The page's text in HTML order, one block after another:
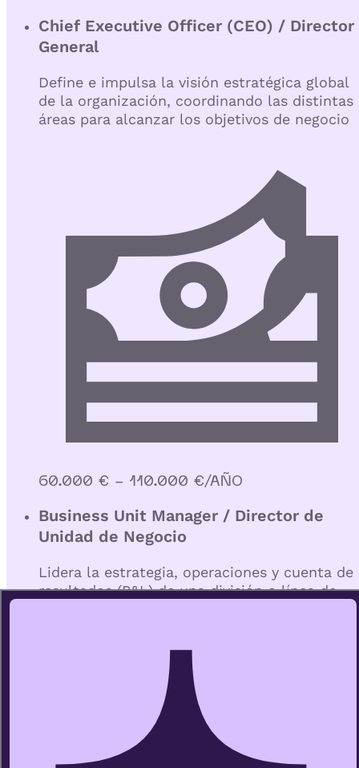
Chief Executive Officer (CEO) / Director
General
Define e impulsa la visión estratégica global
de la organización, coordinando las distintas
áreas para alcanzar los objetivos de negocio
60.000 € - 110.000 €/AÑO
Business Unit Manager / Director de
Unidad de Negocio
Lidera la estrategia, operaciones y cuenta de
resultados (P&L) de una división o línea de